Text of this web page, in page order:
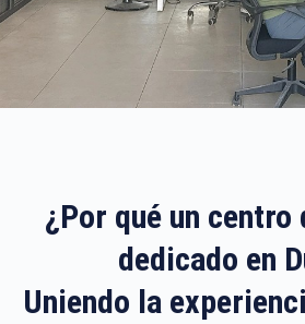
¿Por qué un
dedicado en
Uniendo la